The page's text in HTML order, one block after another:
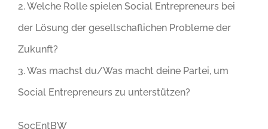
2. Welche Rolle spielen Social Entrepreneurs bei
der Lösung der gesellschaflichen Probleme der
Zukunft?
3. Was machst du/Was macht deine Partei, um
Social Entrepreneurs zu unterstützen?
SocEntBW